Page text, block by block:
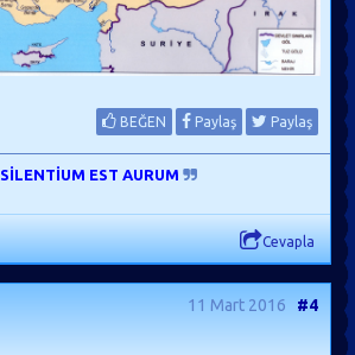
BEĞEN Paylaş Paylaş
SİLENTİUM EST AURUM
Cevapla
11 Mart 2016 #4